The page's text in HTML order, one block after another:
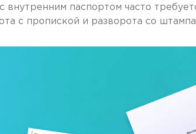
внутренним паспортом часто
с пропиской и разворота со